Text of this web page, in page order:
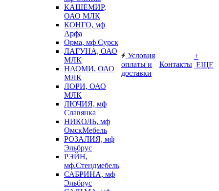
КАШЕМИР,
ОАО МЛК
КОНГО, мф
Арфа
Орма, мф Сурск
ЛАГУНА, ОАО
МЛК
НАОМИ, ОАО
МЛК
ЛОРИ, ОАО
МЛК
ЛЮЧИЯ, мф
Славянка
НИКОЛЬ, мф
ОмскМебель
РОЗАЛИЯ, мф
Эльбрус
РЭЙН,
мф.Стендмебель
САБРИНА, мф
Эльбрус
Условия
оплаты и
доставки
Контакты
+
ЕЩЕ